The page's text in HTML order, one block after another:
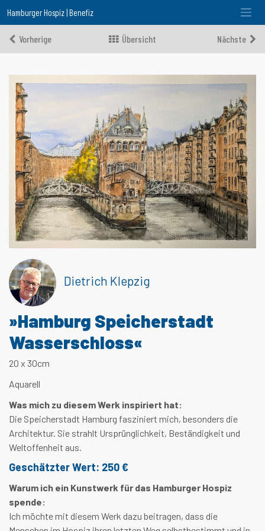
Hamburger Hospiz | Benefiz
Vorherige Übersicht Nächste
Dietrich Klepzig
»Hamburg Speicherstadt
Wasserschloss«
20 x 30cm
Aquarell
Was mich zu diesem Werk inspiriert hat:
Die Speicherstadt Hamburg fasziniert mich, besonders die
Architektur. Sie strahlt Ursprünglichkeit, Beständigkeit und
Weltoffenheit aus.
Geschätzter Wert: 250 €
Warum ich ein Kunstwerk für das Hamburger Hospiz
spende:
Ich möchte mit diesem Werk dazu beitragen, dass die